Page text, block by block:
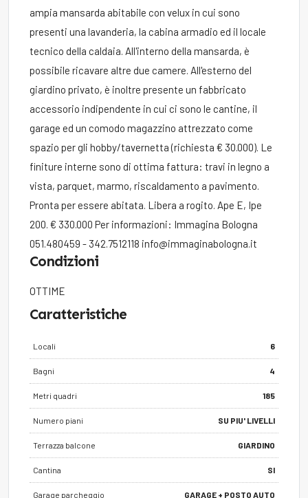
ampia mansarda abitabile con velux in cui sono
presenti una lavanderia, la cabina armadio ed il locale
tecnico della caldaia. All'interno della mansarda, è
possibile ricavare altre due camere. All'esterno del
giardino privato, è inoltre presente un fabbricato
accessorio indipendente in cui ci sono le cantine, il
garage ed un comodo magazzino attrezzato come
spazio per gli hobby/tavernetta (richiesta € 30.000). Le
finiture interne sono di ottima fattura: travi in legno a
vista, parquet, marmo, riscaldamento a pavimento.
Pronta per essere abitata. Libera a rogito. Ape E, Ipe
200. € 330.000 Per informazioni: Immagina Bologna
051.480459 - 342.7512118 info@immaginabologna.it
Condizioni
OTTIME
Caratteristiche
Locali 6
Bagni 4
Metri quadri 185
Numero piani SU PIU' LIVELLI
Terrazza balcone GIARDINO
Cantina SI
Garage parcheggio GARAGE + POSTO AUTO